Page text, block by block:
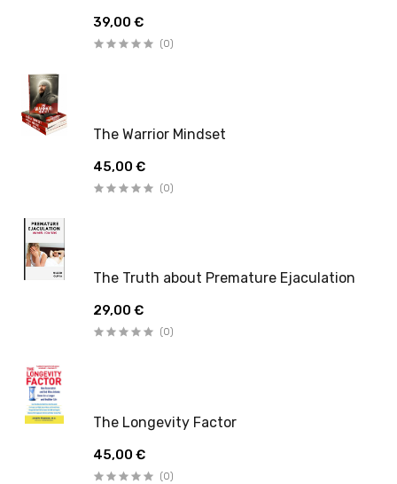
39,00 €
(0)
The Warrior Mindset
45,00 €
(0)
The Truth about Premature Ejaculation
29,00 €
(0)
The Longevity Factor
45,00 €
(0)